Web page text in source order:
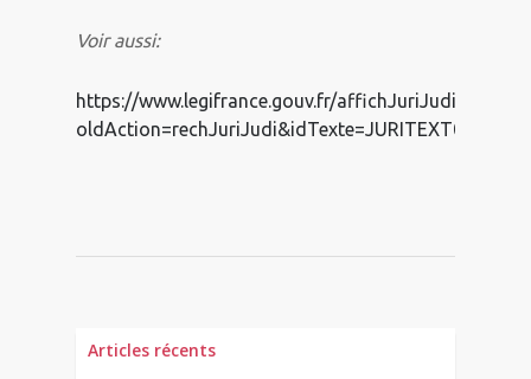
Voir aussi:
https://www.legifrance.gouv.fr/affichJuriJudi.do?
Articles récents